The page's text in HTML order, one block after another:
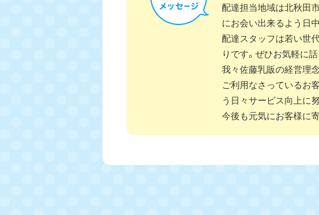
配達担当地域は北秋田
にお会い出来るよう日
配達スタッフは若い世
りです。ぜひお気軽に
我々佐藤乳販の経営理
ご利用なさっているお
う日々サービス向上に
今後も元気にお客様に